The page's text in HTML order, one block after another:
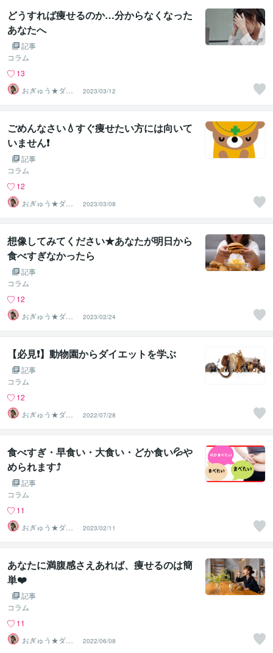
どうすれば痩せるのか…分からなくなった
あなたへ
記事
コラム
13
おぎゅう★ダイ
エットの専門家
2023/03/12
ごめんなさい💧すぐ痩せたい方には向いて
いません❗️
記事
コラム
12
おぎゅう★ダイ
エットの専門家
2023/03/08
想像してみてください★あなたが明日から
食べすぎなかったら
記事
コラム
12
おぎゅう★ダイ
エットの専門家
2023/02/24
【必見❗️】動物園からダイエットを学ぶ
記事
コラム
12
おぎゅう★ダイ
エットの専門家
2022/07/28
食べすぎ・早食い・大食い・どか食い💦や
められます⤴️
記事
コラム
11
おぎゅう★ダイ
エットの専門家
2023/02/11
あなたに満腹感さえあれば、痩せるのは簡
単❤️
記事
コラム
11
おぎゅう★ダイ
エットの専門家
2022/06/08